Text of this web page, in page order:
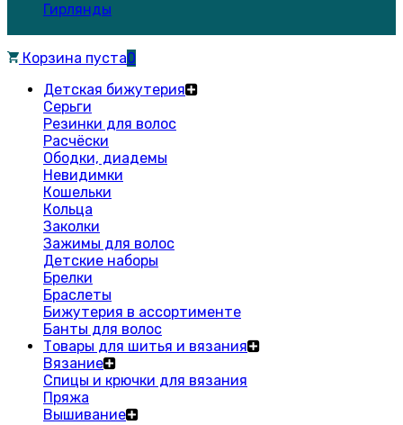
Гирлянды
Корзина пуста0
Детская бижутерия
Серьги
Резинки для волос
Расчёски
Ободки, диадемы
Невидимки
Кошельки
Кольца
Заколки
Зажимы для волос
Детские наборы
Брелки
Браслеты
Бижутерия в ассортименте
Банты для волос
Товары для шитья и вязания
Вязание
Спицы и крючки для вязания
Пряжа
Вышивание